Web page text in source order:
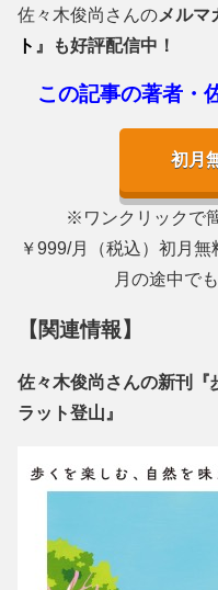
佐々木俊尚さんのメルマ
ト 』も好評配信中！
この記事の著者・
初月
※ワンクリックで
￥999/月（税込）初月
月の途中で
【関連情報】
佐々木俊尚さんの新刊
ラット登山』